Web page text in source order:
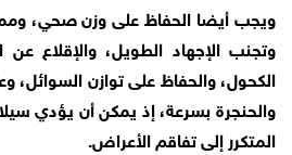
ويجب أيضا الحفاظ على وزن صحي،
وتجنب الإجهاد الطويل، والإقلاع عن
الكحول، والحفاظ على توازن السوائل،
والحنجرة بسرعة، إذ يمكن أن يؤدي
المتكرر إلى تفاقم الأعراض.